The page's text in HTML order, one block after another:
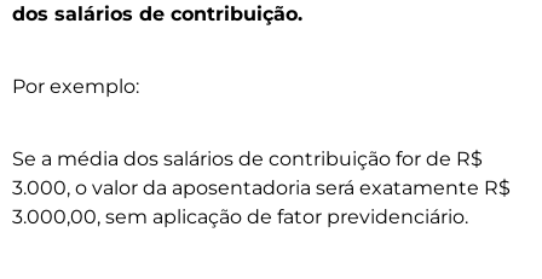
dos salários de contribuição.
Por exemplo:
Se a média dos salários de contribuição for de R$
3.000, o valor da aposentadoria será exatamente R$
3.000,00, sem aplicação de fator previdenciário.